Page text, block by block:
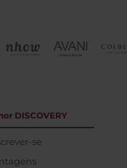
DISCOVERY
se